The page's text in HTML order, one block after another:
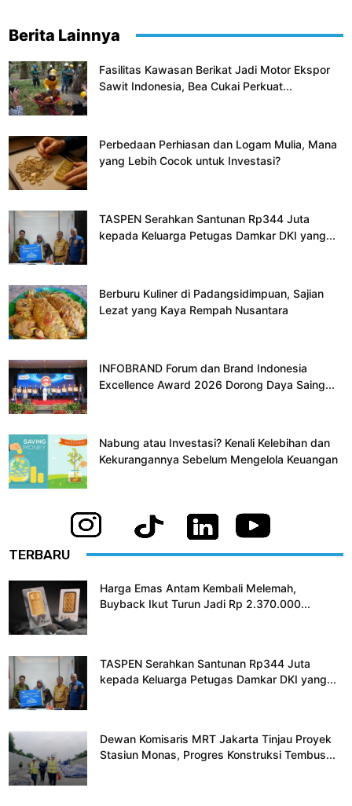
Berita Lainnya
Fasilitas Kawasan Berikat Jadi Motor Ekspor
Sawit Indonesia, Bea Cukai Perkuat...
Perbedaan Perhiasan dan Logam Mulia, Mana
yang Lebih Cocok untuk Investasi?
TASPEN Serahkan Santunan Rp344 Juta
kepada Keluarga Petugas Damkar DKI yang...
Berburu Kuliner di Padangsidimpuan, Sajian
Lezat yang Kaya Rempah Nusantara
INFOBRAND Forum dan Brand Indonesia
Excellence Award 2026 Dorong Daya Saing...
Nabung atau Investasi? Kenali Kelebihan dan
Kekurangannya Sebelum Mengelola Keuangan
TERBARU
Harga Emas Antam Kembali Melemah,
Buyback Ikut Turun Jadi Rp 2.370.000...
TASPEN Serahkan Santunan Rp344 Juta
kepada Keluarga Petugas Damkar DKI yang...
Dewan Komisaris MRT Jakarta Tinjau Proyek
Stasiun Monas, Progres Konstruksi Tembus...